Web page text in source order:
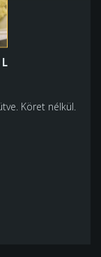
Köret nélkül.